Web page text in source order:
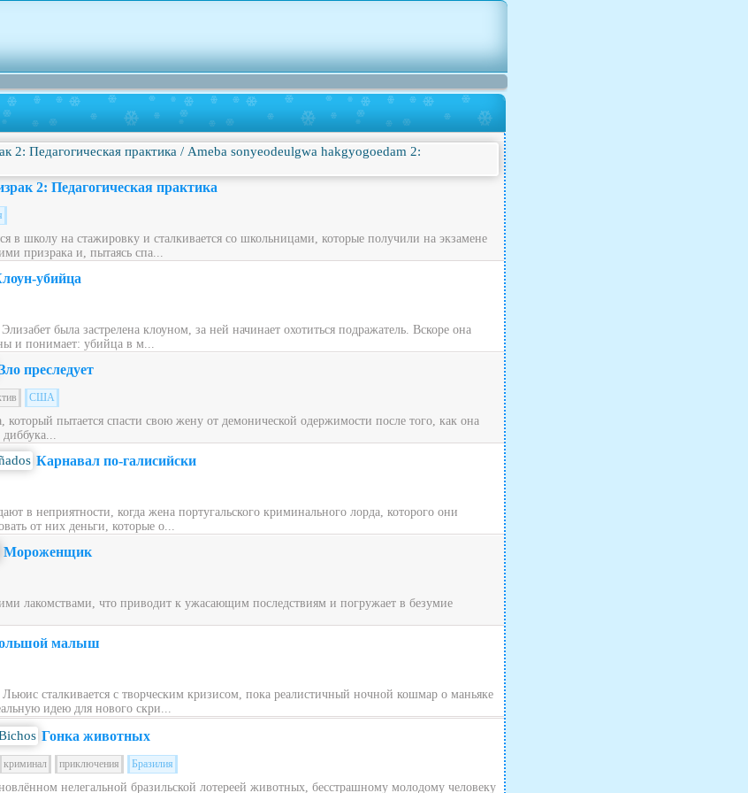
2: Педагогическая практика
в школу на стажировку и сталкивается со школьницами, которые получили на экзамене
призрака и, пытаясь спа...
убийца
была застрелена клоуном, за ней начинает охотиться подражатель. Вскоре она
и понимает: убийца в м...
преследует
США
который пытается спасти свою жену от демонической одержимости после того, как она
Карнавал по-галисийски
в неприятности, когда жена португальского криминального лорда, которого они
от них деньги, которые о...
Мороженщик
лакомствами, что приводит к ужасающим последствиям и погружает в безумие
малыш
сталкивается с творческим кризисом, пока реалистичный ночной кошмар о маньяке
идею для нового скри...
Гонка животных
криминал приключения Бразилия
нелегальной бразильской лотереей животных, бесстрашному молодому человеку